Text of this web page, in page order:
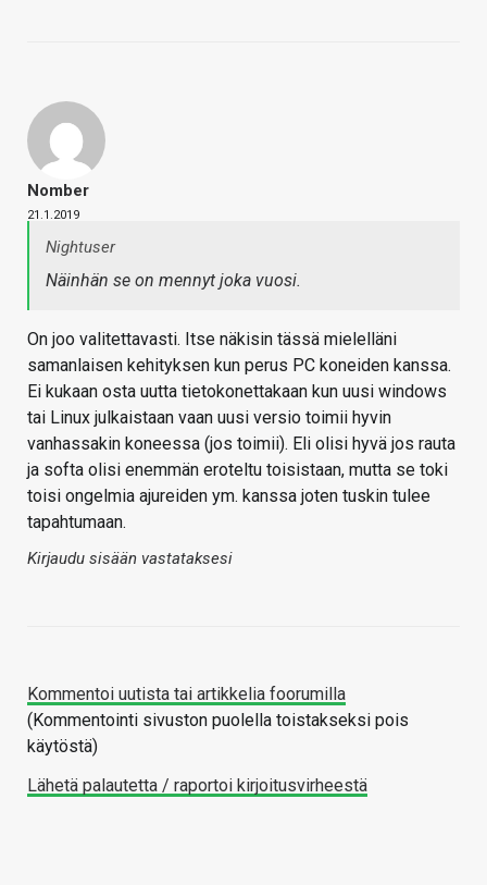
Nomber
21.1.2019
Nightuser
Näinhän se on mennyt joka vuosi.
On joo valitettavasti. Itse näkisin tässä mielelläni
samanlaisen kehityksen kun perus PC koneiden kanssa.
Ei kukaan osta uutta tietokonettakaan kun uusi windows
tai Linux julkaistaan vaan uusi versio toimii hyvin
vanhassakin koneessa (jos toimii). Eli olisi hyvä jos rauta
ja softa olisi enemmän eroteltu toisistaan, mutta se toki
toisi ongelmia ajureiden ym. kanssa joten tuskin tulee
tapahtumaan.
Kirjaudu sisään vastataksesi
Kommentoi uutista tai artikkelia foorumilla
(Kommentointi sivuston puolella toistakseksi pois
käytöstä)
Lähetä palautetta / raportoi kirjoitusvirheestä